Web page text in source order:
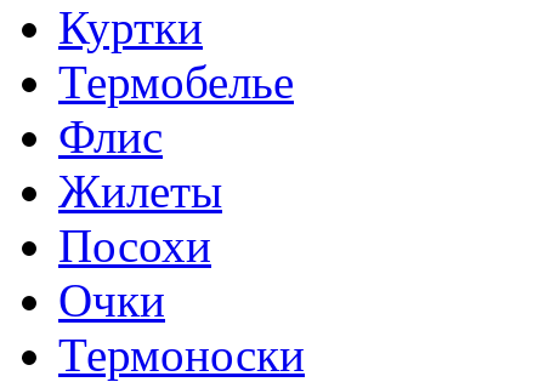
Куртки
Термобелье
Флис
Жилеты
Посохи
Очки
Термоноски